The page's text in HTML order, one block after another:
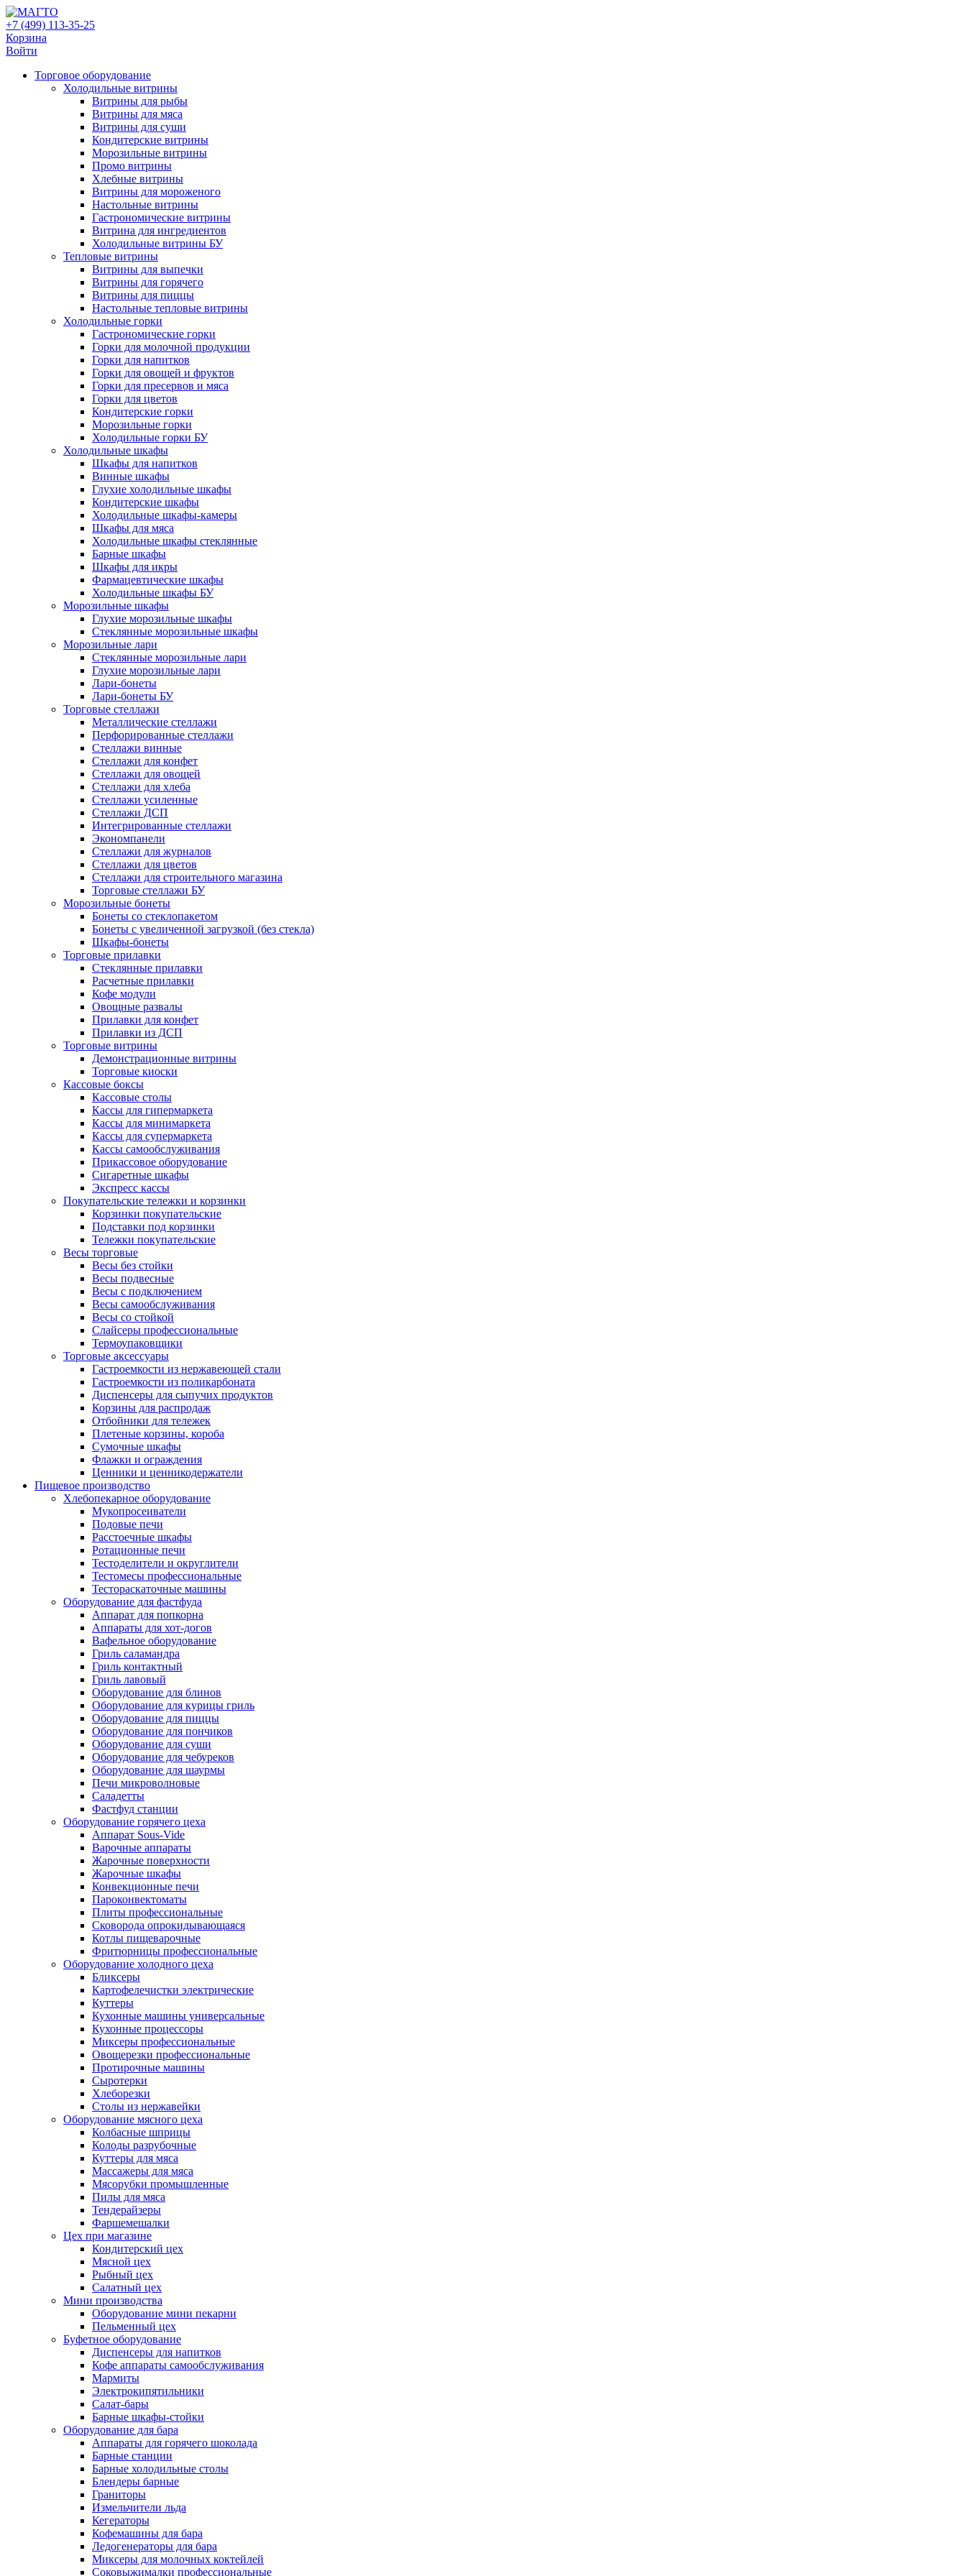
+7 (499) 113-35-25
Корзина
Войти
Свернуть/
развернуть
Торговое оборудованиe
Холодильные витрины
Витрины для рыбы
Витрины для мяса
Витрины для суши
Кондитерские витрины
Морозильные витрины
Промо витрины
Хлебные витрины
Витрины для мороженого
Настольные витрины
Гастрономические витрины
Витрина для ингредиентов
Холодильные витрины БУ
Тепловые витрины
Витрины для выпечки
Витрины для горячего
Витрины для пиццы
Настольные тепловые витрины
Холодильные горки
Гастрономические горки
Горки для молочной продукции
Горки для напитков
Горки для овощей и фруктов
Горки для пресервов и мяса
Горки для цветов
Кондитерские горки
Морозильные горки
Холодильные горки БУ
Холодильные шкафы
Шкафы для напитков
Винные шкафы
Глухие холодильные шкафы
Кондитерские шкафы
Холодильные шкафы-камеры
Шкафы для мяса
Холодильные шкафы стеклянные
Барные шкафы
Шкафы для икры
Фармацевтические шкафы
Холодильные шкафы БУ
Морозильные шкафы
Глухие морозильные шкафы
Стеклянные морозильные шкафы
Морозильные лари
Стеклянные морозильные лари
Глухие морозильные лари
Лари-бонеты
Лари-бонеты БУ
Торговые стеллажи
Металлические стеллажи
Перфорированные стеллажи
Стеллажи винные
Стеллажи для конфет
Стеллажи для овощей
Стеллажи для хлеба
Стеллажи усиленные
Стеллажи ДСП
Интегрированные стеллажи
Экономпанели
Стеллажи для журналов
Стеллажи для цветов
Стеллажи для строительного магазина
Торговые стеллажи БУ
Морозильные бонеты
Бонеты со стеклопакетом
Бонеты с увеличенной загрузкой (без стекла)
Шкафы-бонеты
Торговые прилавки
Стеклянные прилавки
Расчетные прилавки
Кофе модули
Овощные развалы
Прилавки для конфет
Прилавки из ДСП
Торговые витрины
Демонстрационные витрины
Торговые киоски
Кассовые боксы
Кассовые столы
Кассы для гипермаркета
Кассы для минимаркета
Кассы для супермаркета
Кассы самообслуживания
Прикассовое оборудование
Сигаретные шкафы
Экспресс кассы
Покупательские тележки и корзинки
Корзинки покупательские
Подставки под корзинки
Тележки покупательские
Весы торговые
Весы без стойки
Весы подвесные
Весы с подключением
Весы самообслуживания
Весы со стойкой
Слайсеры профессиональные
Термоупаковщики
Торговые аксессуары
Гастроемкости из нержавеющей стали
Гастроемкости из поликарбоната
Диспенсеры для сыпучих продуктов
Корзины для распродаж
Отбойники для тележек
Плетеные корзины, короба
Сумочные шкафы
Флажки и ограждения
Ценники и ценникодержатели
Пищевое производство
Хлебопекарное оборудование
Мукопросеиватели
Подовые печи
Расстоечные шкафы
Ротационные печи
Тестоделители и округлители
Тестомесы профессиональные
Тестораскаточные машины
Оборудование для фастфуда
Аппарат для попкорна
Аппараты для хот-догов
Вафельное оборудование
Гриль саламандра
Гриль контактный
Гриль лавовый
Оборудование для блинов
Оборудование для курицы гриль
Оборудование для пиццы
Оборудование для пончиков
Оборудование для суши
Оборудование для чебуреков
Оборудование для шаурмы
Печи микроволновые
Саладетты
Фастфуд станции
Оборудование горячего цеха
Аппарат Sous-Vide
Варочные аппараты
Жарочные поверхности
Жарочные шкафы
Конвекционные печи
Пароконвектоматы
Плиты профессиональные
Сковорода опрокидывающаяся
Котлы пищеварочные
Фритюрницы профессиональные
Оборудование холодного цеха
Бликсеры
Картофелечистки электрические
Куттеры
Кухонные машины универсальные
Кухонные процессоры
Миксеры профессиональные
Овощерезки профессиональные
Протирочные машины
Сыротерки
Хлеборезки
Столы из нержавейки
Оборудование мясного цеха
Колбасные шприцы
Колоды разрубочные
Куттеры для мяса
Массажеры для мяса
Мясорубки промышленные
Пилы для мяса
Тендерайзеры
Фаршемешалки
Цех при магазине
Кондитерский цех
Мясной цех
Рыбный цех
Салатный цех
Мини производства
Оборудование мини пекарни
Пельменный цех
Буфетное оборудование
Диспенсеры для напитков
Кофе аппараты самообслуживания
Мармиты
Электрокипятильники
Cалат-бары
Барные шкафы-стойки
Оборудование для бара
Аппараты для горячего шоколада
Барные станции
Барные холодильные столы
Блендеры барные
Граниторы
Измельчители льда
Кегераторы
Кофемашины для бара
Ледогенераторы для бара
Миксеры для молочных коктейлей
Соковыжималки профессиональные